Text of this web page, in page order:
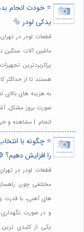
⭐️ خودت انجام
یدکی لودر 🔩
قطعات لودر در
ماشین آلات سنگین
پرکاربردترین
هستند تا از حداکثر
به هزینه های
صورت بروز مشکل،
انجام. | مشاهده و
⭐️ چگونه با
را افزایش دهیم؟
قطعات لودر در
مختلفی چون
های آهنی، با قدرت
و در صورت نگهداری
یکی از کلیدی